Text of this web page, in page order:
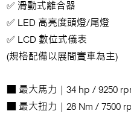
✅ 滑動式離合器
✅ LED 高亮度頭燈/尾燈
✅ LCD 數位式儀表
(規格配備以展間實車為主)
■ 最大馬力 | 34 hp / 9250
■ 最大扭力 | 28 Nm / 7500